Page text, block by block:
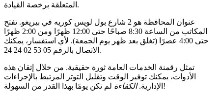
المتعلقة برخصة القيادة.
عنوان المحافظة هو 2 شارع بول لويس كوريه في بيريغو. تفتح
المكاتب من الساعة 8:30 صباحًا حتى 12:00 ظهرًا ومن 2:00 ظهرًا
حتى 4:00 عصرًا (تغلق بعد ظهر يوم الجمعة). لأي استفسار، يمكنك
الاتصال بالرقم 05 53 02 24 24.
تمثل رقمنة الخدمات العامة ثورة حقيقية. من خلال إتقان هذه
الأدوات، يمكنك توفير الوقت وتقليل التوتر المرتبط بالإجراءات
الإدارية.الكفاءة لم تكن يومًا بهذا القدر من السهولة!